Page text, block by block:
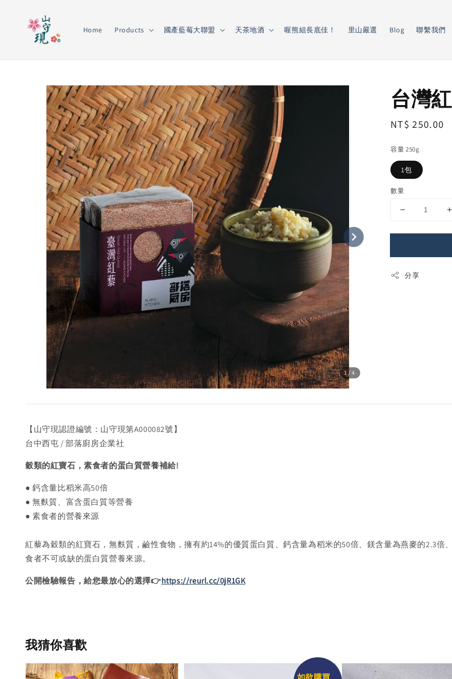
Home Products 國產藍莓大聯盟 天茶地酒 喔熊組長底佳！ 里山嚴選 Blog 聯繫我們
1/4
台灣
Regular
NT$ 250.00
容量 250g
1包
數量
分享
【山守現認證編號：山守現第A000082號】
台中西屯 / 部落廚房企業社
穀類的紅寶石，素食者的蛋白質營養補給!
● 鈣含量比稻米高50倍
● 無麩質、富含蛋白質等營養
● 素食者的營養來源
紅藜為穀類的紅寶石，無麩質，鹼性食物，擁有約14%的優質蛋白質、鈣含量為稻米的50倍、鎂含量為燕麥的2.3倍
食者不可或缺的蛋白質營養來源。
公開檢驗報告，給您最放心的選擇👉https://reurl.cc/0jR1GK
我猜你喜歡